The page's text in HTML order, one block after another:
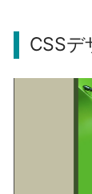
CSSデ